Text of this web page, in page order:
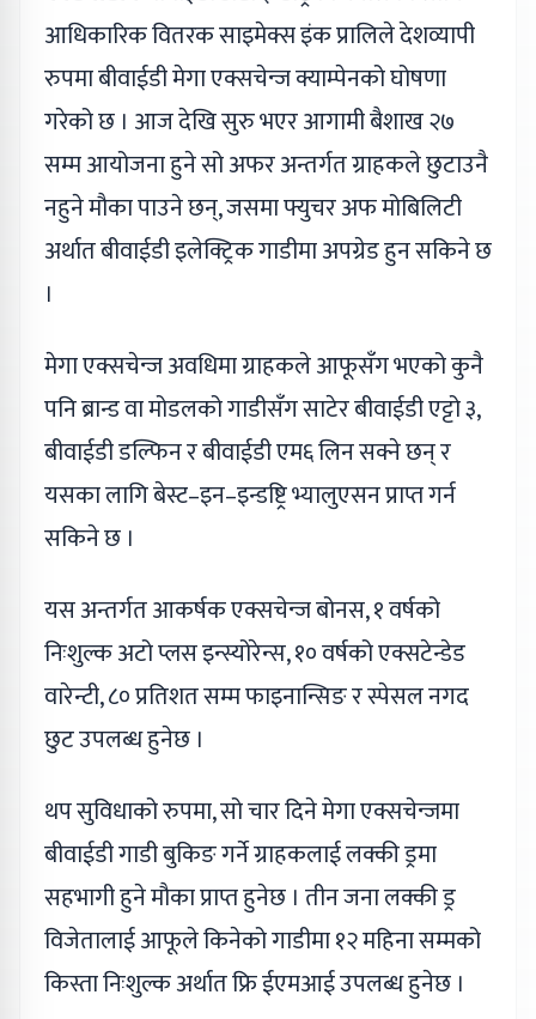
आधिकारिक वितरक साइमेक्स इंक प्रालिले देशव्यापी
रुपमा बीवाईडी मेगा एक्सचेन्ज क्याम्पेनको घोषणा
गरेको छ । आज देखि सुरु भएर आगामी बैशाख २७
सम्म आयोजना हुने सो अफर अन्तर्गत ग्राहकले छुटाउनै
नहुने मौका पाउने छन्, जसमा फ्युचर अफ मोबिलिटी
अर्थात बीवाईडी इलेक्ट्रिक गाडीमा अपग्रेड हुन सकिने छ
।
मेगा एक्सचेन्ज अवधिमा ग्राहकले आफूसँग भएको कुनै
पनि ब्रान्ड वा मोडलको गाडीसँग साटेर बीवाईडी एट्टो ३,
बीवाईडी डल्फिन र बीवाईडी एम६ लिन सक्ने छन् र
यसका लागि बेस्ट–इन–इन्डष्ट्रि भ्यालुएसन प्राप्त गर्न
सकिने छ ।
यस अन्तर्गत आकर्षक एक्सचेन्ज बोनस, १ वर्षको
निःशुल्क अटो प्लस इन्स्योरेन्स, १० वर्षको एक्सटेन्डेड
वारेन्टी, ८० प्रतिशत सम्म फाइनान्सिङ र स्पेसल नगद
छुट उपलब्ध हुनेछ ।
थप सुविधाको रुपमा, सो चार दिने मेगा एक्सचेन्जमा
बीवाईडी गाडी बुकिङ गर्ने ग्राहकलाई लक्की ड्रमा
सहभागी हुने मौका प्राप्त हुनेछ । तीन जना लक्की ड्र
विजेतालाई आफूले किनेको गाडीमा १२ महिना सम्मको
किस्ता निःशुल्क अर्थात फ्रि ईएमआई उपलब्ध हुनेछ ।